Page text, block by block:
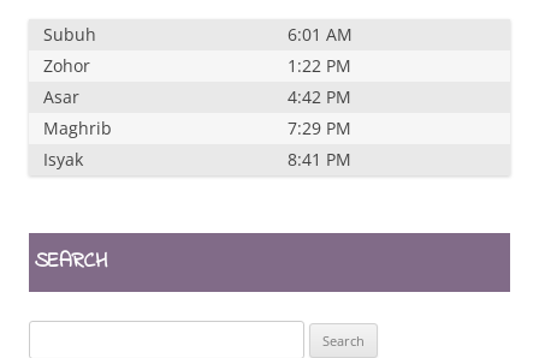
Subuh
6:01 AM
Zohor
1:22 PM
Asar
4:42 PM
Maghrib
7:29 PM
Isyak
8:41 PM
SEARCH